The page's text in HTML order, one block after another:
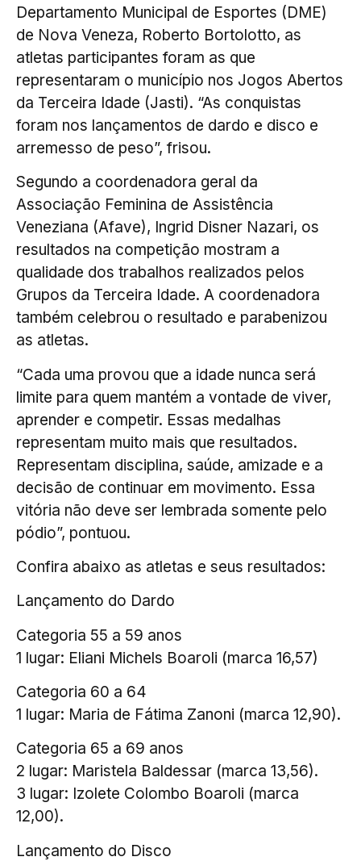
Departamento Municipal de Esportes (DME)
de Nova Veneza, Roberto Bortolotto, as
atletas participantes foram as que
representaram o município nos Jogos Abertos
da Terceira Idade (Jasti). “As conquistas
foram nos lançamentos de dardo e disco e
arremesso de peso”, frisou.
Segundo a coordenadora geral da
Associação Feminina de Assistência
Veneziana (Afave), Ingrid Disner Nazari, os
resultados na competição mostram a
qualidade dos trabalhos realizados pelos
Grupos da Terceira Idade. A coordenadora
também celebrou o resultado e parabenizou
as atletas.
“Cada uma provou que a idade nunca será
limite para quem mantém a vontade de viver,
aprender e competir. Essas medalhas
representam muito mais que resultados.
Representam disciplina, saúde, amizade e a
decisão de continuar em movimento. Essa
vitória não deve ser lembrada somente pelo
pódio”, pontuou.
Confira abaixo as atletas e seus resultados:
Lançamento do Dardo
Categoria 55 a 59 anos
1 lugar: Eliani Michels Boaroli (marca 16,57)
Categoria 60 a 64
1 lugar: Maria de Fátima Zanoni (marca 12,90).
Categoria 65 a 69 anos
2 lugar: Maristela Baldessar (marca 13,56).
3 lugar: Izolete Colombo Boaroli (marca
12,00).
Lançamento do Disco